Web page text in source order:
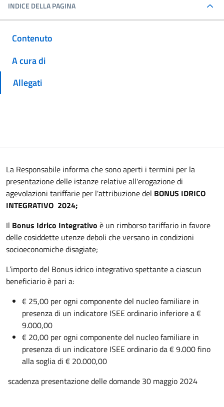
INDICE DELLA PAGINA
Contenuto
A cura di
Allegati
La Responsabile informa che sono aperti i termini per la
presentazione delle istanze relative all'erogazione di
agevolazioni tariffarie per l'attribuzione del BONUS IDRICO
INTEGRATIVO 2024;
Il Bonus Idrico Integrativo è un rimborso tariffario in favore
delle cosiddette utenze deboli che versano in condizioni
socioeconomiche disagiate;
L’importo del Bonus idrico integrativo spettante a ciascun
beneficiario è pari a:
€ 25,00 per ogni componente del nucleo familiare in
presenza di un indicatore ISEE ordinario inferiore a €
9.000,00
€ 20,00 per ogni componente del nucleo familiare in
presenza di un indicatore ISEE ordinario da € 9.000 fino
alla soglia di € 20.000,00
scadenza presentazione delle domande 30 maggio 2024